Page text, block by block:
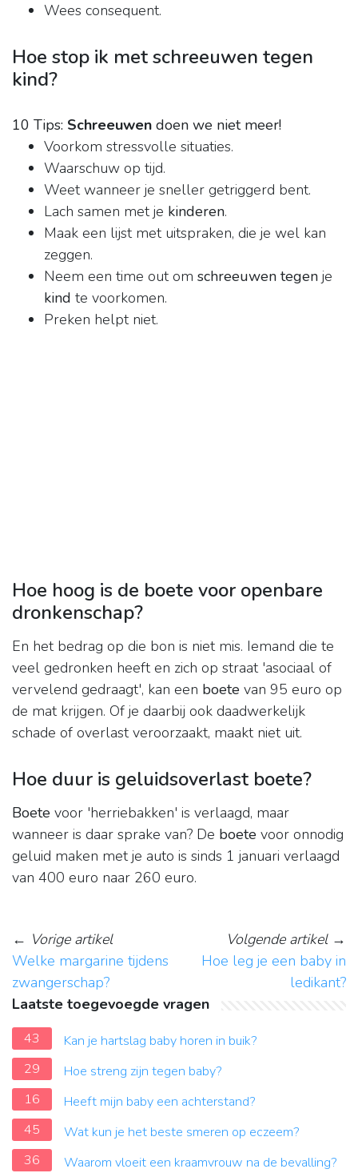
Wees consequent.
Hoe stop ik met schreeuwen tegen
kind?
10 Tips: Schreeuwen doen we niet meer!
Voorkom stressvolle situaties.
Waarschuw op tijd.
Weet wanneer je sneller getriggerd bent.
Lach samen met je kinderen.
Maak een lijst met uitspraken, die je wel kan
zeggen.
Neem een time out om schreeuwen tegen je
kind te voorkomen.
Preken helpt niet.
Hoe hoog is de boete voor openbare
dronkenschap?
En het bedrag op die bon is niet mis. Iemand die te
veel gedronken heeft en zich op straat 'asociaal of
vervelend gedraagt', kan een boete van 95 euro op
de mat krijgen. Of je daarbij ook daadwerkelijk
schade of overlast veroorzaakt, maakt niet uit.
Hoe duur is geluidsoverlast boete?
Boete voor 'herriebakken' is verlaagd, maar
wanneer is daar sprake van? De boete voor onnodig
geluid maken met je auto is sinds 1 januari verlaagd
van 400 euro naar 260 euro.
← Vorige artikel
Welke margarine tijdens
zwangerschap?
Volgende artikel→
Hoe leg je een baby in
ledikant?
Laatste toegevoegde vragen
43
Kan je hartslag baby horen in buik?
29
Hoe streng zijn tegen baby?
16
Heeft mijn baby een achterstand?
45
Wat kun je het beste smeren op eczeem?
36
Waarom vloeit een kraamvrouw na de bevalling?